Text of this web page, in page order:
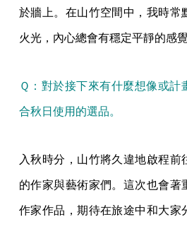
於牆上。在山竹空間中，我時常
火光，內心總會有穩定平靜的感
Ｑ：對於接下來有什麼想像或計
合秋日使用的選品。
入秋時分，山竹將久違地啟程前
的作家與藝術家們。這次也會著
作家作品，期待在旅途中和大家